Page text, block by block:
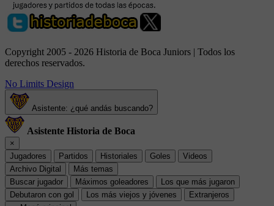
Copyright 2005 - 2026 Historia de Boca Juniors | Todos los
derechos reservados.
No Limits Design
Asistente: ¿qué andás buscando?
Asistente Historia de Boca
×
Jugadores
Partidos Historiales Goles
Videos
Archivo Digital
Más temas
Buscar jugador
Máximos goleadores
Los que más jugaron
Debutaron con gol
Los más viejos y jóvenes
Extranjeros